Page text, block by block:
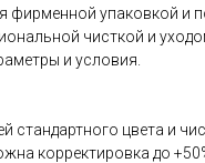
фирменной упаковкой и
чисткой и
и условия.
стандартного цвета и
корректировка до